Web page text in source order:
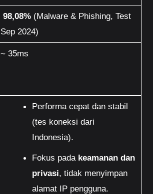
98,08% (Malware & Phishing, Test
Sep 2024)
~ 35ms
Performa cepat dan stabil
(tes koneksi dari
Indonesia).
Fokus pada keamanan dan
privasi, tidak menyimpan
alamat IP pengguna.